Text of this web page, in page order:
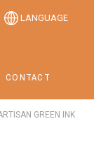
LANGUAGE
CONTACT
GREEN INK